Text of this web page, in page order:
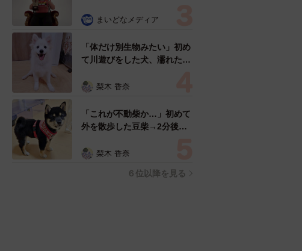
で」 まいどなメディア
「体だけ別生物みたい」初め
て川遊びをした犬、濡れた直
だ！」「河童だ」「毛刈りさ
梨木 香奈
「これが不動柴か…」初めて
外を散歩した豆柴→2分後、
ぎる」「ぬいぐるみみたい」
梨木 香奈
６位以降を見る